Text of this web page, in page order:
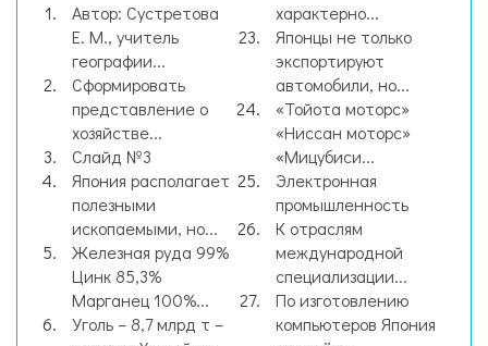
Автор: Сустретова
Е. М., учитель
географии...
Сформировать
представление о
хозяйстве...
Слайд №3
Япония располагает
полезными
ископаемыми, но...
Железная руда 99%
Цинк 85,3%
Марганец 100%...
Уголь – 8,7 млрд т –
характерно...
Японцы не только
экспортируют
автомобили, но...
«Тойота моторс»
«Ниссан моторс»
«Мицубиси...
Электронная
промышленность
К отраслям
международной
специализации...
По изготовлению
компьютеров Япония